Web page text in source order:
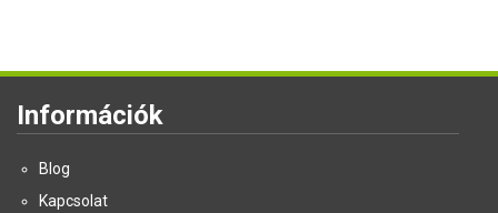
Információk
Blog
Kapcsolat